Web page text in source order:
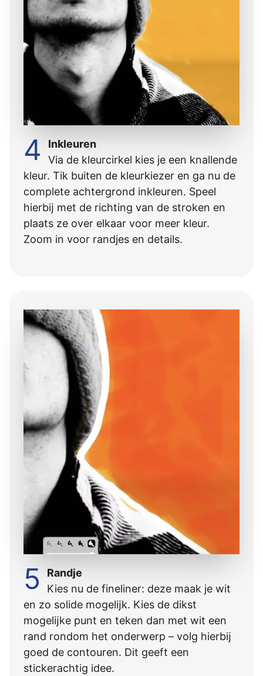
4
Inkleuren
Via de kleurcirkel kies je een knallende
kleur. Tik buiten de kleurkiezer en ga nu de
complete achtergrond inkleuren. Speel
hierbĳ met de richting van de stroken en
plaats ze over elkaar voor meer kleur.
Zoom in voor randjes en details.
5
Randje
Kies nu de fineliner: deze maak je wit
en zo solide mogelĳk. Kies de dikst
mogelĳke punt en teken dan met wit een
rand rondom het onderwerp – volg hierbĳ
goed de contouren. Dit geeft een
stickerachtig idee.